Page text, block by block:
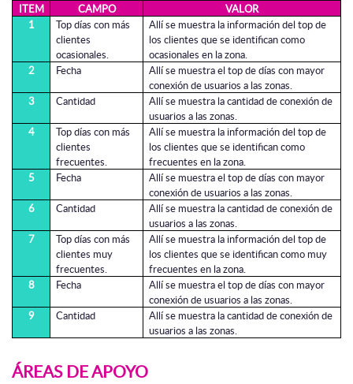
ITEM CAMPO
VALOR
1
Top días con más
clientes
ocasionales.
Allí se muestra la información del top de
los clientes que se identifican como
ocasionales en la zona.
2
Fecha
Allí se muestra el top de días con mayor
conexión de usuarios a las zonas.
3
Cantidad
Allí se muestra la cantidad de conexión de
usuarios a las zonas.
4
Top días con más
clientes
frecuentes.
Allí se muestra la información del top de
los clientes que se identifican como
frecuentes en la zona.
5
Fecha
Allí se muestra el top de días con mayor
conexión de usuarios a las zonas.
6
Cantidad
Allí se muestra la cantidad de conexión de
usuarios a las zonas.
7
Top días con más
clientes muy
frecuentes.
Allí se muestra la información del top de
los clientes que se identifican como muy
frecuentes en la zona.
8
Fecha
Allí se muestra el top de días con mayor
conexión de usuarios a las zonas.
9
Cantidad
Allí se muestra la cantidad de conexión de
usuarios a las zonas.
ÁREAS DE APOYO